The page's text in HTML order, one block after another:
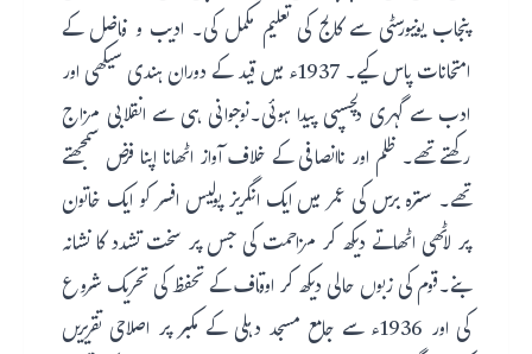
پنجاب یونیورسٹی سے کالج کی تعلیم مکمل کی۔ ادیب و فاضل کے
امتحانات پاس کیے۔ 1937ء میں قید کے دوران ہندی سیکھی اور
ادب سے گہری دلچسپی پیدا ہوئی۔نوجوانی ہی سے انقلابی مزاج
رکھتے تھے۔ ظلم اور ناانصافی کے خلاف آواز اٹھانا اپنا فرض سمجھتے
تھے۔ سترہ برس کی عمر میں ایک انگریز پولیس افسر کو ایک خاتون
پر لاٹھی اٹھاتے دیکھ کر مزاحمت کی جس پر سخت تشدد کا نشانہ
بنے۔قوم کی زبوں حالی دیکھ کر اوقاف کے تحفظ کی تحریک شروع
کی اور 1936ء سے جامع مسجد دہلی کے مکبر پر اصلاحی تقریریں